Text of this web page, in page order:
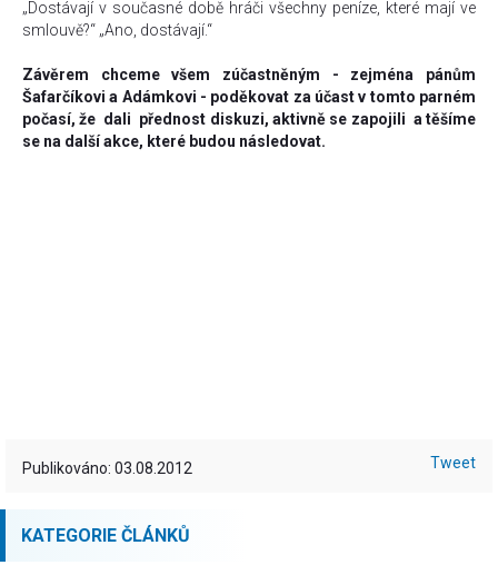
„Dostávají v současné době hráči všechny peníze, které mají ve
smlouvě?“ „Ano, dostávají.“
Závěrem chceme všem zúčastněným - zejména pánům
Šafarčíkovi a Adámkovi - poděkovat za účast v tomto parném
počasí, že dali přednost diskuzi, aktivně se zapojili a těšíme
se na další akce, které budou následovat.
Publikováno: 03.08.2012 Tweet
KATEGORIE ČLÁNKŮ